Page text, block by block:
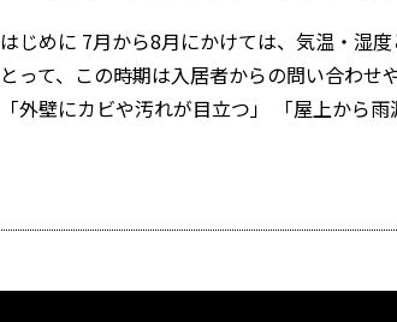
はじめに 7月から8月にかけては、気温・湿
とって、この時期は入居者からの問い合わせ
「外壁にカビや汚れが目立つ」 「屋上から雨